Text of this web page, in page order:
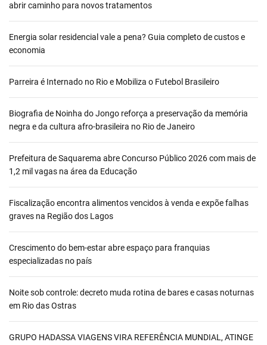
abrir caminho para novos tratamentos
Energia solar residencial vale a pena? Guia completo de custos e
economia
Parreira é Internado no Rio e Mobiliza o Futebol Brasileiro
Biografia de Noinha do Jongo reforça a preservação da memória
negra e da cultura afro-brasileira no Rio de Janeiro
Prefeitura de Saquarema abre Concurso Público 2026 com mais de
1,2 mil vagas na área da Educação
Fiscalização encontra alimentos vencidos à venda e expõe falhas
graves na Região dos Lagos
Crescimento do bem-estar abre espaço para franquias
especializadas no país
Noite sob controle: decreto muda rotina de bares e casas noturnas
em Rio das Ostras
GRUPO HADASSA VIAGENS VIRA REFERÊNCIA MUNDIAL, ATINGE